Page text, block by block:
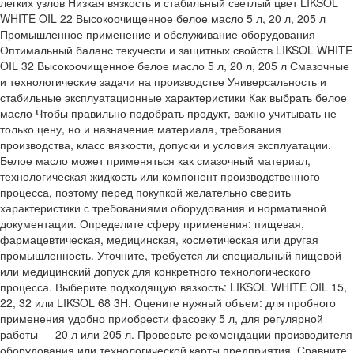
WHITE OIL 22 Высокоочищенное белое масло 5 л, 20 л, 205 л
Промышленное применение и обслуживание оборудования
Оптимальный баланс текучести и защитных свойств LIKSOL WHITE
OIL 32 Высокоочищенное белое масло 5 л, 20 л, 205 л Смазочные
и технологические задачи на производстве Универсальность и
стабильные эксплуатационные характеристики Как выбрать белое
масло Чтобы правильно подобрать продукт, важно учитывать не
только цену, но и назначение материала, требования
производства, класс вязкости, допуски и условия эксплуатации.
Белое масло может применяться как смазочный материал,
технологическая жидкость или компонент производственного
процесса, поэтому перед покупкой желательно сверить
характеристики с требованиями оборудования и нормативной
документации. Определите сферу применения: пищевая,
фармацевтическая, медицинская, косметическая или другая
промышленность. Уточните, требуется ли специальный пищевой
или медицинский допуск для конкретного технологического
процесса. Выберите подходящую вязкость: LIKSOL WHITE OIL 15,
22, 32 или LIKSOL 68 3H. Оцените нужный объем: для пробного
применения удобно приобрести фасовку 5 л, для регулярной
работы — 20 л или 205 л. Проверьте рекомендации производителя
оборудования или технологической карты предприятия. Сравните